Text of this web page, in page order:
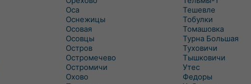
Оса
Оснежицы
Осовая
Осовцы
Остров
Остромечево
Остромичи
Охово
Тешевле
Тобулки
Томашовка
Турна Большая
Туховичи
Тышковичи
Утес
Федоры